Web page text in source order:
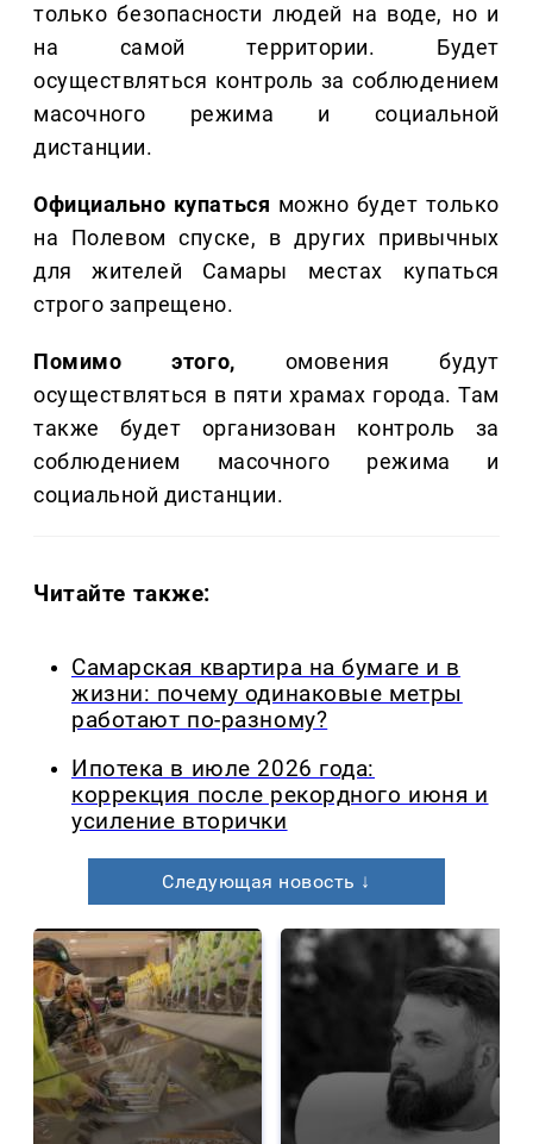
только безопасности людей на воде, но и
на самой территории. Будет
осуществляться контроль за соблюдением
масочного режима и социальной
дистанции.
Официально купаться можно будет только
на Полевом спуске, в других привычных
для жителей Самары местах купаться
строго запрещено.
Помимо этого, омовения будут
осуществляться в пяти храмах города. Там
также будет организован контроль за
соблюдением масочного режима и
социальной дистанции.
Читайте также:
Самарская квартира на бумаге и в
жизни: почему одинаковые метры
работают по-разному?
Ипотека в июле 2026 года:
коррекция после рекордного июня и
усиление вторички
Следующая новость ↓